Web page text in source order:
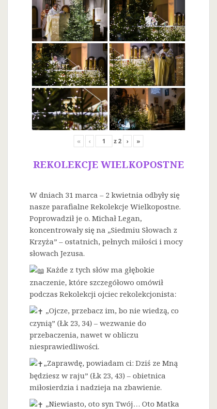
« ‹ z2 › »
REKOLEKCJE WIELKOPOSTNE
W dniach 31 marca – 2 kwietnia odbyły się
nasze parafialne Rekolekcje Wielkopostne.
Poprowadził je o. Michał Legan,
koncentrowały się na „Siedmiu Słowach z
Krzyża” – ostatnich, pełnych miłości i mocy
słowach Jezusa.
Każde z tych słów ma głębokie
znaczenie, które szczegółowo omówił
podczas Rekolekcji ojciec rekolekcjonista:
„Ojcze, przebacz im, bo nie wiedzą, co
czynią” (Łk 23, 34) – wezwanie do
przebaczenia, nawet w obliczu
niesprawiedliwości.
„Zaprawdę, powiadam ci: Dziś ze Mną
będziesz w raju” (Łk 23, 43) – obietnica
miłosierdzia i nadzieja na zbawienie.
„Niewiasto, oto syn Twój… Oto Matka